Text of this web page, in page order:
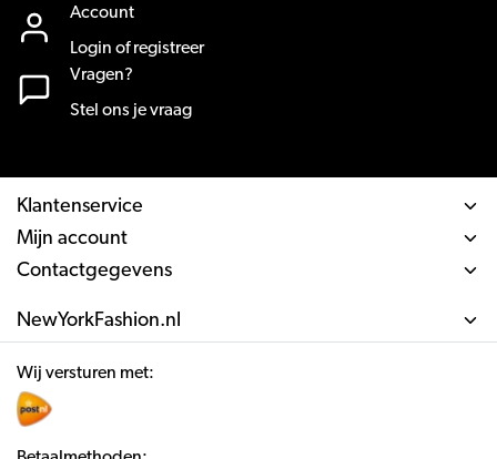
Account
Login of registreer
Vragen?
Stel ons je vraag
Klantenservice
Mijn account
Contactgegevens
NewYorkFashion.nl
Wij versturen met: